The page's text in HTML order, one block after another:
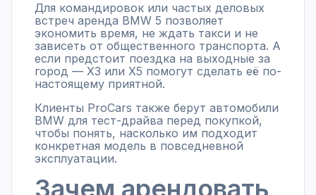
Для командировок или частых деловых
встреч аренда BMW 5 позволяет
экономить время, не ждать такси и не
зависеть от общественного транспорта. А
если предстоит поездка на выходные за
город — X3 или X5 помогут сделать её по-
настоящему приятной.
Клиенты ProCars также берут автомобили
BMW для тест-драйва перед покупкой,
чтобы понять, насколько им подходит
конкретная модель в повседневной
эксплуатации.
Зачем арендовать